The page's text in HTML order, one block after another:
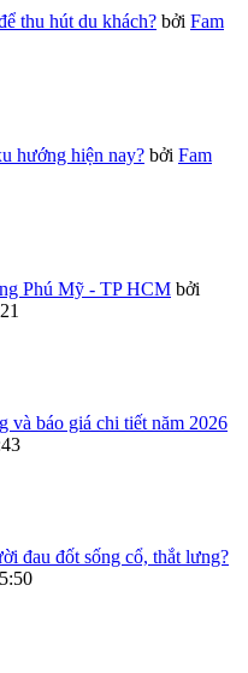
thu hút du khách? bởi Fam
hướng hiện nay? bởi Fam
Phú Mỹ - TP HCM bởi
và báo giá chi tiết năm 2026
đau đốt sống cổ, thắt lưng?